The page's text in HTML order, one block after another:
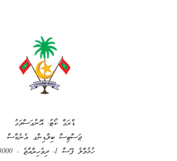
ޑްރަގް ކޯޓު، އޮނުގަސްމަގު
ޖަސްޓިސް ބިލްޑިންގ އެނެކްސް
ހުޅުމާލެ ފޭސް 1، ދިވެހިރާއްޖެ ، 23000